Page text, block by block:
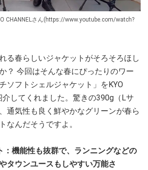
CHANNELさん(https://www.youtube.com/watch?
る春らしいジャケットがそろそろほし
？ 今回はそんな春にぴったりのワー
ソフトシェルジャケット」をKYO
介してくれました。驚きの390g（Lサ
通気性も良く鮮やかなグリーンが春ら
なんだそうですよ。
：機能性も抜群で、ランニングなどの
タウンユースもしやすい万能さ